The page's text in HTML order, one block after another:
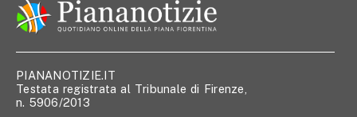
PIANANOTIZIE.IT
Testata registrata al Tribunale di Firenze,
n. 5906/2013